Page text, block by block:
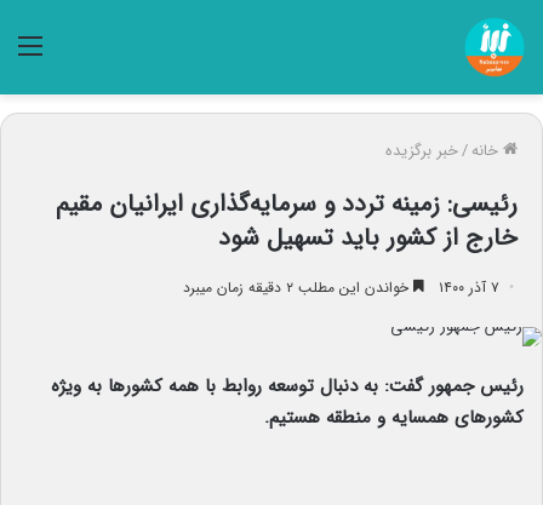
خانه/خبر برگزیده
رئیسی: زمینه تردد و سرمایه‌گذاری ایرانیان مقیم
خارج از کشور باید تسهیل شود
۷ آذر ۱۴۰۰ خواندن این مطلب ۲ دقیقه زمان میبرد
رئیس جمهور گفت: به دنبال توسعه روابط با همه کشورها به ویژه
کشورهای همسایه و منطقه هستیم.